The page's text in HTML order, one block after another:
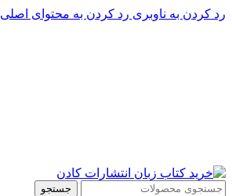
رد کردن به ناوبری رد کردن به محتوای اصلی
جستجو